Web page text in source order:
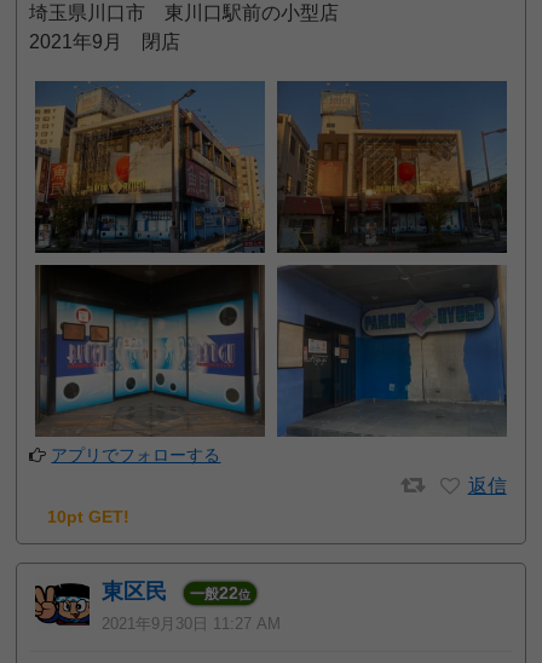
埼玉県川口市 東川口駅前の小型店
2021年9月 閉店
アプリでフォローする
返信
10pt GET!
東区民 一般22位
2021年9月30日 11:27 AM